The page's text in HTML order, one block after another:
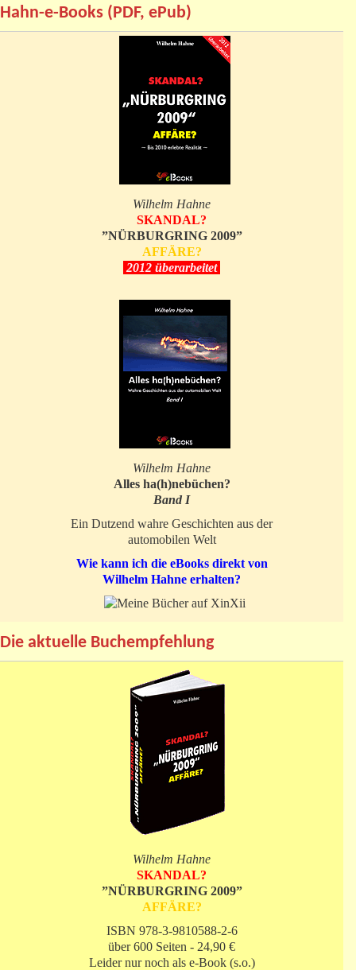
Hahn-e-Books (PDF, ePub)
Wilhelm Hahne
SKANDAL?
”NÜRBURGRING 2009”
AFFÄRE?
2012 überarbeitet
Wilhelm Hahne
Alles ha(h)nebüchen?
Band I
Ein Dutzend wahre Geschichten aus der
automobilen Welt
Wie kann ich die eBooks direkt von
Wilhelm Hahne erhalten?
Die aktuelle Buchempfehlung
Wilhelm Hahne
SKANDAL?
”NÜRBURGRING 2009”
AFFÄRE?
ISBN 978-3-9810588-2-6
über 600 Seiten - 24,90 €
Leider nur noch als e-Book (s.o.)